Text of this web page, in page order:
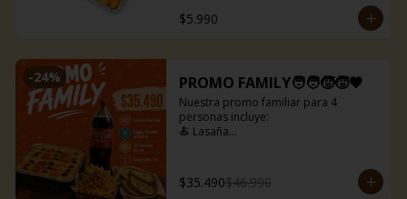
Puedes escoger entre boloñesa o ragú
$5.990
-24% PROMO FAMILY🧑‍🧑‍🧒‍🧒🧡
Nuestra promo familiar para 4
personas incluye:
🍝 Lasaña
🥤 Bebida de 1,5 litros
🍞 Pancitos de ajo(12 uds)
$35.490$46.990